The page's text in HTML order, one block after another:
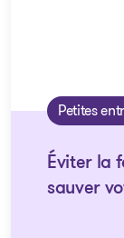
Petites
Éviter la
sauver